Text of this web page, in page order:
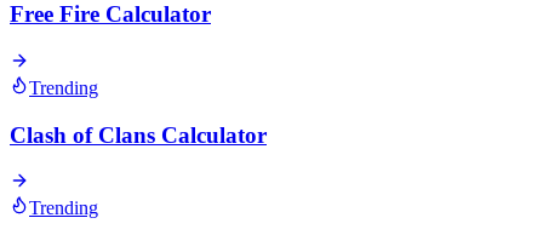
Free Fire Calculator
Trending
Clash of Clans Calculator
Trending